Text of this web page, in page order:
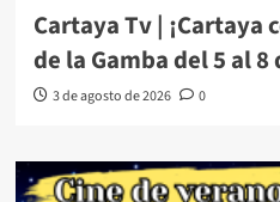
Cartaya Tv | ¡Cartaya
de la Gamba del 5 al
3 de agosto de 2026 0